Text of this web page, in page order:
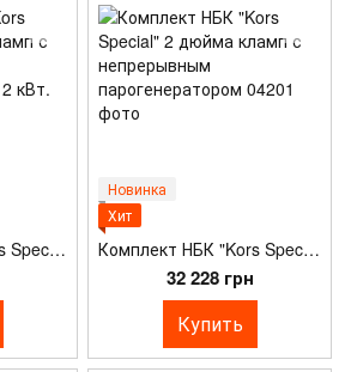
Комплект НБК "Kors Special" 4 дюйма кламп с непрерывным парогенератором 12 кВт.
Новинка
Хит
Комплект НБК "Kors Special" 2 дюйма кламп с непрерывным парогенератором
32 228 грн
Купить